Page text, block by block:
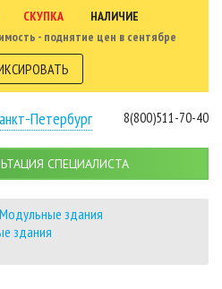
СКУПКА
НАЛИЧИЕ
- поднятие цен в сентябре
Петербург 8(800)511-70-40
СПЕЦИАЛИСТА
Модульные здания
здания